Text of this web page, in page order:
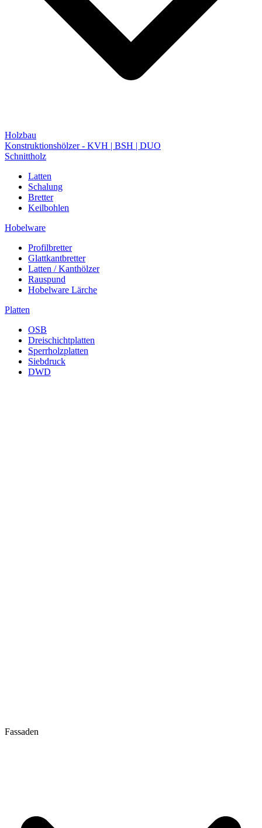
Holzbau
Konstruktionshölzer - KVH | BSH | DUO
Schnittholz
Latten
Schalung
Bretter
Keilbohlen
Hobelware
Profilbretter
Glattkantbretter
Latten / Kanthölzer
Rauspund
Hobelware Lärche
Platten
OSB
Dreischichtplatten
Sperrholzplatten
Siebdruck
DWD
Fassaden